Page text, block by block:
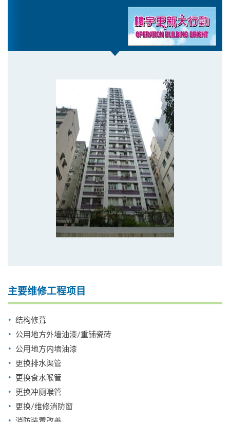
主要维修工程项目
结构修葺
公用地方外墙油漆/重铺瓷砖
公用地方内墙油漆
更换排水渠管
更换食水喉管
更换冲厕喉管
更换/维修消防窗